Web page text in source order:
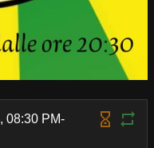
08:30 PM-